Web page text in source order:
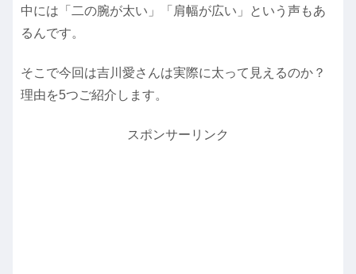
中には「二の腕が太い」「肩幅が広い」という声もあ
るんです。
そこで今回は吉川愛さんは実際に太って見えるのか？
理由を5つご紹介します。
スポンサーリンク